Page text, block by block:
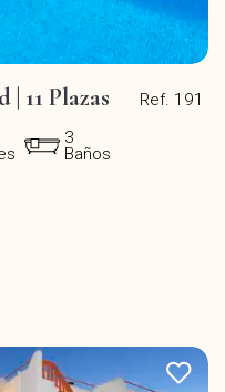
Ref. 191
11 Plazas
3
Baños